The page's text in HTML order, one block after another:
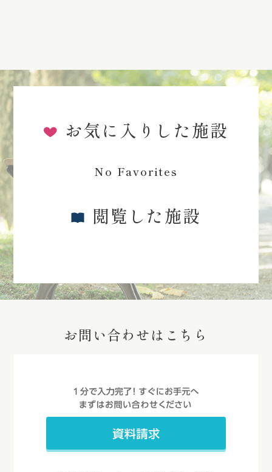
お気に入りした施設
No Favorites
閲覧した施設
お問い合わせはこちら